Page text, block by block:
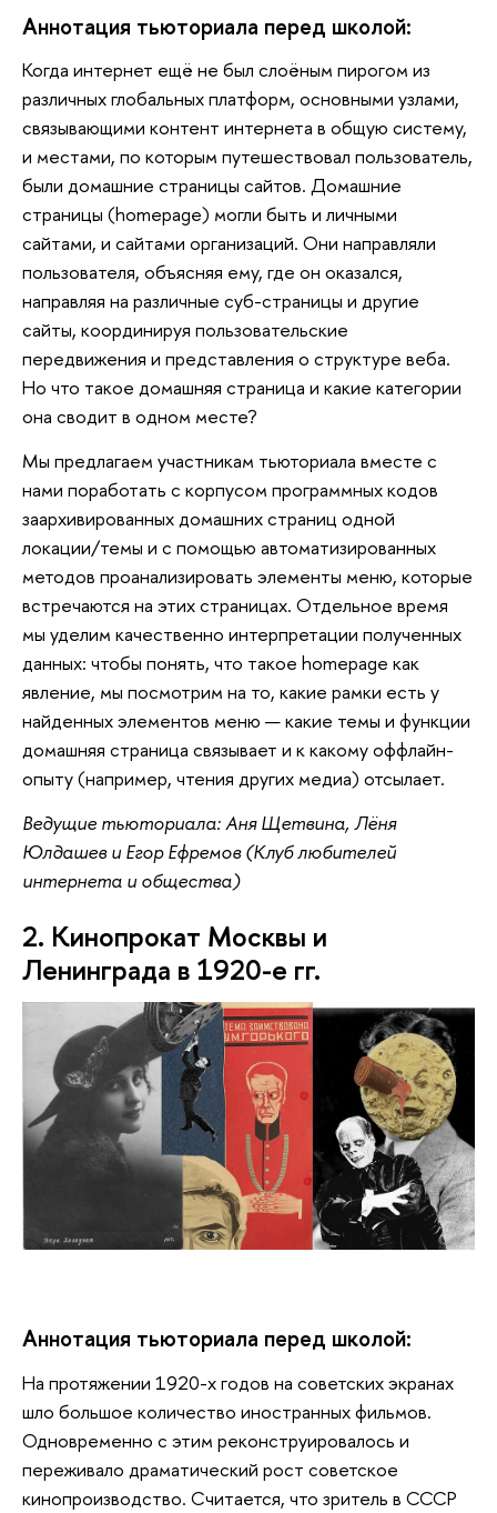
Аннотация тьюториала перед школой:
Когда интернет ещё не был слоёным пирогом из
различных глобальных платформ, основными узлами,
связывающими контент интернета в общую систему,
и местами, по которым путешествовал пользователь,
были домашние страницы сайтов. Домашние
страницы (homepage) могли быть и личными
сайтами, и сайтами организаций. Они направляли
пользователя, объясняя ему, где он оказался,
направляя на различные суб-страницы и другие
сайты, координируя пользовательские
передвижения и представления о структуре веба.
Но что такое домашняя страница и какие категории
она сводит в одном месте?
Мы предлагаем участникам тьюториала вместе с
нами поработать с корпусом программных кодов
заархивированных домашних страниц одной
локации/темы и с помощью автоматизированных
методов проанализировать элементы меню, которые
встречаются на этих страницах. Отдельное время
мы уделим качественно интерпретации полученных
данных: чтобы понять, что такое homepage как
явление, мы посмотрим на то, какие рамки есть у
найденных элементов меню — какие темы и функции
домашняя страница связывает и к какому оффлайн-
опыту (например, чтения других медиа) отсылает.
Ведущие тьюториала: Аня Щетвина, Лёня
Юлдашев и Егор Ефремов (Клуб любителей
интернета и общества)
2. Кинопрокат Москвы и
Ленинграда в 1920-е гг.
Аннотация тьюториала перед школой:
На протяжении 1920-х годов на советских экранах
шло большое количество иностранных фильмов.
Одновременно с этим реконструировалось и
переживало драматический рост советское
кинопроизводство. Считается, что зритель в СССР